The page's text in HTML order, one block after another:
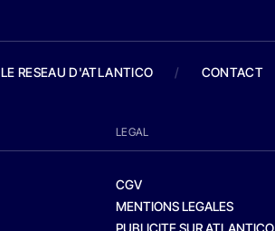
LE RESEAU D'ATLANTICO / CONTACT
LEGAL
CGV
MENTIONS LEGALES
PUBLICITE SUR ATLANTICO